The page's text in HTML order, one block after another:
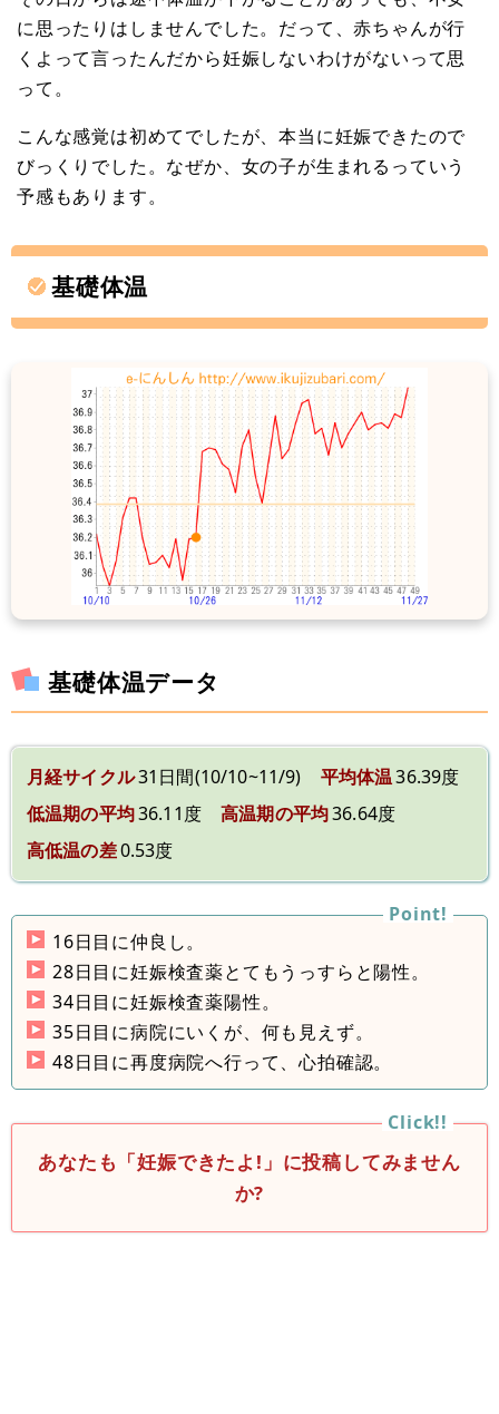
に思ったりはしませんでした。だって、赤ちゃんが行
くよって言ったんだから妊娠しないわけがないって思
って。
こんな感覚は初めてでしたが、本当に妊娠できたので
びっくりでした。なぜか、女の子が生まれるっていう
予感もあります。
基礎体温
基礎体温データ
月経サイクル31日間(10/10~11/9) 平均体温36.39度
低温期の平均36.11度 高温期の平均36.64度
高低温の差0.53度
16日目に仲良し。
28日目に妊娠検査薬とてもうっすらと陽性。
34日目に妊娠検査薬陽性。
35日目に病院にいくが、何も見えず。
48日目に再度病院へ行って、心拍確認。
あなたも「妊娠できたよ!」に投稿してみません
か?